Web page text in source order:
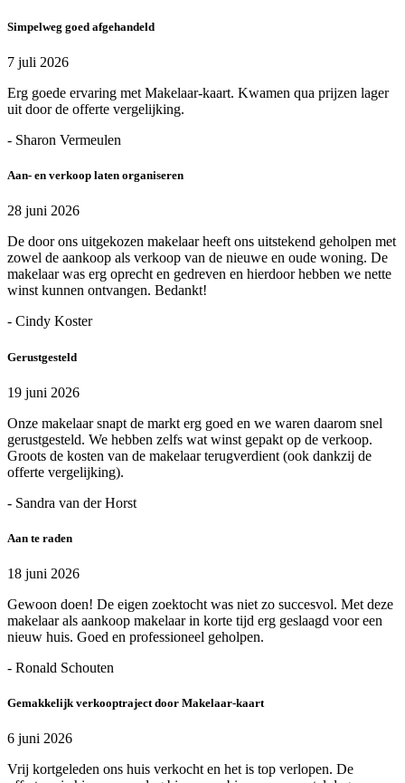
Simpelweg goed afgehandeld
7 juli 2026
Erg goede ervaring met Makelaar-kaart. Kwamen qua prijzen lager
uit door de offerte vergelijking.
- Sharon Vermeulen
Aan- en verkoop laten organiseren
28 juni 2026
De door ons uitgekozen makelaar heeft ons uitstekend geholpen met
zowel de aankoop als verkoop van de nieuwe en oude woning. De
makelaar was erg oprecht en gedreven en hierdoor hebben we nette
winst kunnen ontvangen. Bedankt!
- Cindy Koster
Gerustgesteld
19 juni 2026
Onze makelaar snapt de markt erg goed en we waren daarom snel
gerustgesteld. We hebben zelfs wat winst gepakt op de verkoop.
Groots de kosten van de makelaar terugverdient (ook dankzij de
offerte vergelijking).
- Sandra van der Horst
Aan te raden
18 juni 2026
Gewoon doen! De eigen zoektocht was niet zo succesvol. Met deze
makelaar als aankoop makelaar in korte tijd erg geslaagd voor een
nieuw huis. Goed en professioneel geholpen.
- Ronald Schouten
Gemakkelijk verkooptraject door Makelaar-kaart
6 juni 2026
Vrij kortgeleden ons huis verkocht en het is top verlopen. De